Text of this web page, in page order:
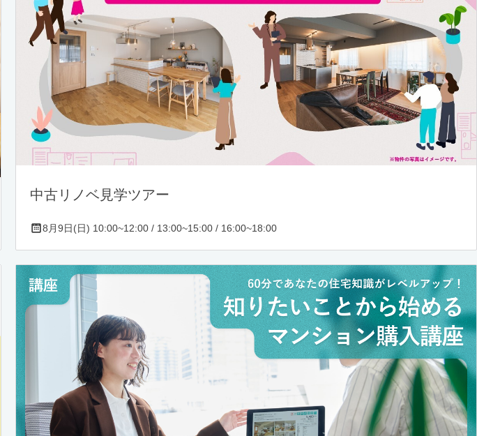
中古リノベ見学ツアー
8月9日(日) 10:00~12:00 / 13:00~15:00 / 16:00~18:00